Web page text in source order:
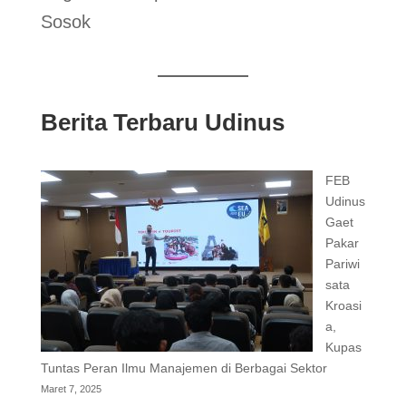
Sosok
Berita Terbaru Udinus
FEB
Udinus
Gaet
Pakar
Pariwi
sata
Kroasi
a,
Kupas
Tuntas Peran Ilmu Manajemen di Berbagai Sektor
Maret 7, 2025